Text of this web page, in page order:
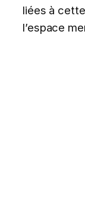
liées à
l’espace